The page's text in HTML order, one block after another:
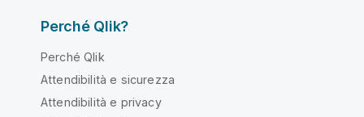
Perché Qlik?
Perché Qlik
Attendibilità e sicurezza
Attendibilità e privacy